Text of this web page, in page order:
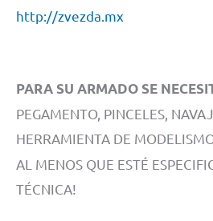
http://zvezda.mx
PARA SU ARMADO SE
PEGAMENTO, PINCELES,
HERRAMIENTA DE
AL MENOS QUE ESTÉ
TÉCNICA!